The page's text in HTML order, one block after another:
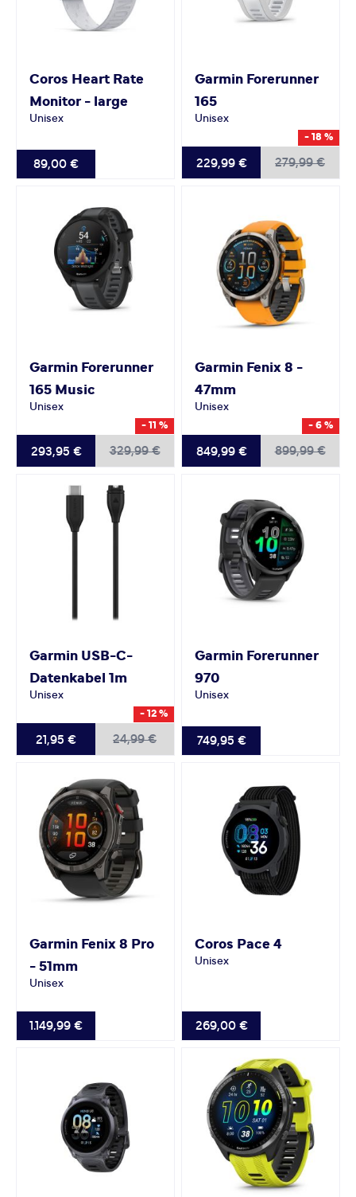
Coros Heart Rate
Monitor - large
Unisex
89,00 €
- 18 %
Garmin Forerunner
165
Unisex
229,99 € 279,99 €
- 11 %
Garmin Forerunner
165 Music
Unisex
293,95 € 329,99 €
- 6 %
Garmin Fenix 8 -
47mm
Unisex
849,99 € 899,99 €
- 12 %
Garmin USB-C-
Datenkabel 1m
Unisex
21,95 € 24,99 €
Garmin Forerunner
970
Unisex
749,95 €
Garmin Fenix 8 Pro
- 51mm
Unisex
1.149,99 €
Coros Pace 4
Unisex
269,00 €